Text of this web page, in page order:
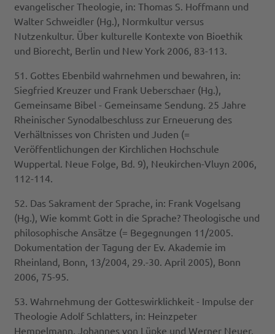
evangelischer Theologie, in: Thomas S. Hoffmann und
Walter Schweidler (Hg.), Normkultur versus
Nutzenkultur. Über kulturelle Kontexte von Bioethik
und Biorecht, Berlin und New York 2006, 83-113.
51. Gottes Ebenbild wahrnehmen und bewahren, in:
Siegfried Kreuzer und Frank Ueberschaer (Hg.),
Gemeinsame Bibel - Gemeinsame Sendung. 25 Jahre
Rheinischer Synodalbeschluss zur Erneuerung des
Verhältnisses von Christen und Juden (=
Veröffentlichungen der Kirchlichen Hochschule
Wuppertal. Neue Folge, Bd. 9), Neukirchen-Vluyn 2006,
112-114.
52. Das Sakrament der Sprache, in: Frank Vogelsang
(Hg.), Wie kommt Gott in die Sprache? Theologische und
philosophische Ansätze (= Begegnungen 11/2005.
Dokumentation der Tagung der Ev. Akademie im
Rheinland, Bonn, 13/2004, 29.-30. April 2005), Bonn
2006, 75-95.
53. Wahrnehmung der Gotteswirklichkeit - Impulse der
Theologie Adolf Schlatters, in: Heinzpeter
Hempelmann, Johannes von Lüpke und Werner Neuer,